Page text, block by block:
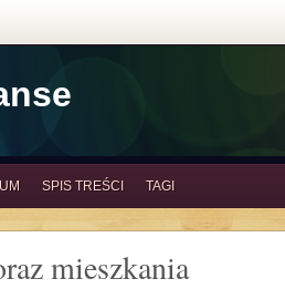
SPIS TREŚCI TAGI
mieszkania